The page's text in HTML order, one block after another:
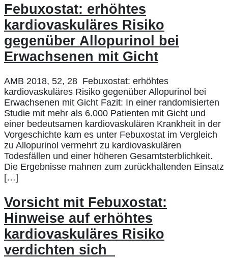
Febuxostat: erhöhtes
kardiovaskuläres Risiko
gegenüber Allopurinol bei
Erwachsenen mit Gicht
AMB 2018, 52, 28 Febuxostat: erhöhtes
kardiovaskuläres Risiko gegenüber Allopurinol bei
Erwachsenen mit Gicht Fazit: In einer randomisierten
Studie mit mehr als 6.000 Patienten mit Gicht und
einer bedeutsamen kardiovaskulären Krankheit in der
Vorgeschichte kam es unter Febuxostat im Vergleich
zu Allopurinol vermehrt zu kardiovaskulären
Todesfällen und einer höheren Gesamtsterblichkeit.
Die Ergebnisse mahnen zum zurückhaltenden Einsatz
[…]
Vorsicht mit Febuxostat:
Hinweise auf erhöhtes
kardiovaskuläres Risiko
verdichten sich